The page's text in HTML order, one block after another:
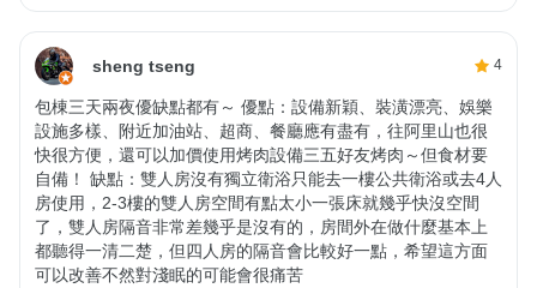
sheng tseng 4
包棟三天兩夜優缺點都有～ 優點：設備新穎、裝潢漂亮、娛樂
設施多樣、附近加油站、超商、餐廳應有盡有，往阿里山也很
快很方便，還可以加價使用烤肉設備三五好友烤肉～但食材要
自備！ 缺點：雙人房沒有獨立衛浴只能去一樓公共衛浴或去4人
房使用，2-3樓的雙人房空間有點太小一張床就幾乎快沒空間
了，雙人房隔音非常差幾乎是沒有的，房間外在做什麼基本上
都聽得一清二楚，但四人房的隔音會比較好一點，希望這方面
可以改善不然對淺眠的可能會很痛苦